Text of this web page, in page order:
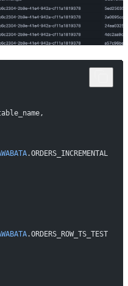
.ORDERS_INCREMENTAL
.ORDERS_ROW_TS_TEST